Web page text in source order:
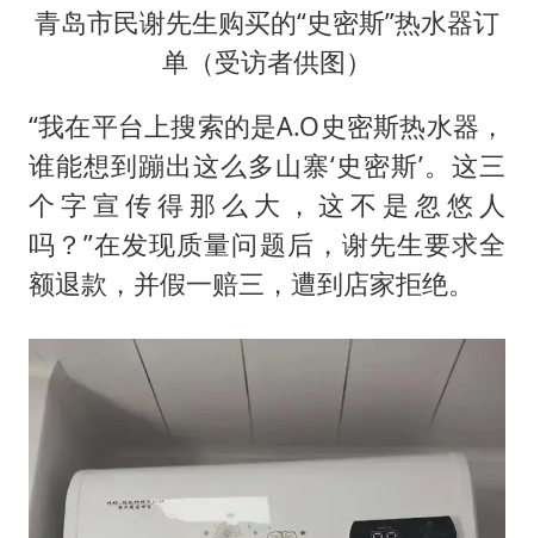
青岛市民谢先生购买的“史密斯”热水器订
单（受访者供图）
“我在平台上搜索的是A.O史密斯热水器，
谁能想到蹦出这么多山寨‘史密斯’。这三
个字宣传得那么大，这不是忽悠人
吗？”在发现质量问题后，谢先生要求全
额退款，并假一赔三，遭到店家拒绝。